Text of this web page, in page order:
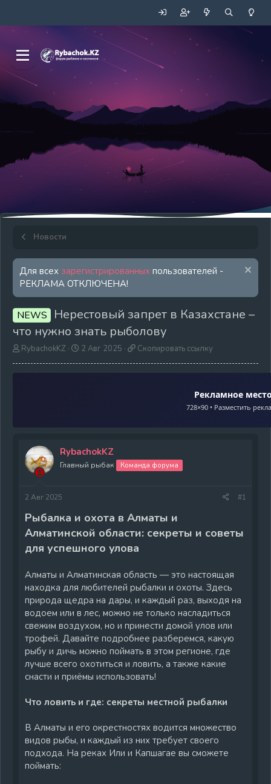
Новости
Для всех зарегистрированных пользователей -
РЕКЛАМА ОТКЛЮЧЕНА!
NEWS
Нерестовый запрет в Казахстане –
что нужно знать рыболову
А
RybachokKZ
Д
2 Авг 2025
С
ь
с
у
Скопировать ссылку
Рекламное
728×90 • Разместить
RybachokKZ
Главный рыбак Команда форума
2 Авг 2025 #1
Рыбалка и охота в Алматы и
Алматинской области: секреты и советы
для успешного улова
Алматы и Алматинская область — это настоящая
находка для любителей рыбалки и охоты. Здесь
природа щедра на дары, и каждый раз, выходя на
водоем или в лес, можно не только насладиться
свежим воздухом, но и принести домой улов или
трофей. Давайте подробнее разберемся, какую
рыбу и дичь можно поймать в этом регионе, где
лучше всего охотиться и ловить, а также какие
снасти и приёмы использовать!
Что ловить и где: секреты местной рыбалки
В Алматы и его окрестностях водится множество
видов рыбы, и каждый из них требует своего
подхода. На реках Или и Капшагае вы сможете
поймать: